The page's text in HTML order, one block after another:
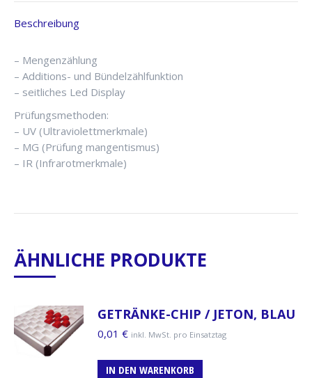
Beschreibung
– Mengenzählung
– Additions- und Bündelzählfunktion
– seitliches Led Display
Prüfungsmethoden:
– UV (Ultraviolettmerkmale)
– MG (Prüfung mangentismus)
– IR (Infrarotmerkmale)
ÄHNLICHE PRODUKTE
GETRÄNKE-CHIP / JETON, BLAU
0,01 € inkl. MwSt. pro Einsatztag
IN DEN WARENKORB